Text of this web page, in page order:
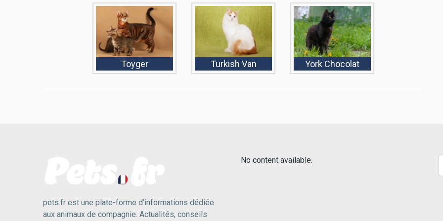
Toyger Turkish Van York Chocolat
pets.fr est une plate-forme d'informations dédiée
aux animaux de compagnie. Actualités, conseils
No content available.